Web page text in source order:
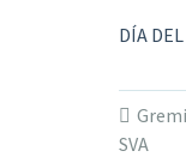
DÍA
SVA